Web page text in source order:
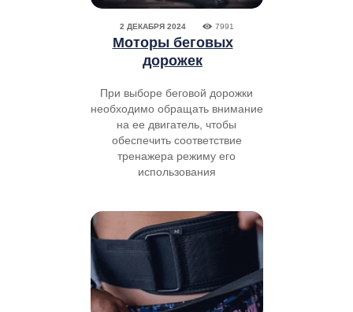
2 ДЕКАБРЯ 2024 7991
Моторы беговых
дорожек
При выборе беговой дорожки
необходимо обращать внимание
на ее двигатель, чтобы
обеспечить соответствие
тренажера режиму его
использования